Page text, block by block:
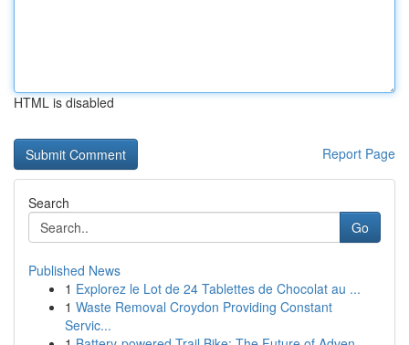
HTML is disabled
Report Page
Search
Go
Published News
1 Explorez le Lot de 24 Tablettes de Chocolat au ...
1 Waste Removal Croydon Providing Constant
Servic...